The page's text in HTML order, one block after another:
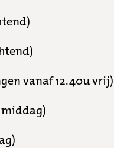
vanaf 12.40u vrij)
middag)